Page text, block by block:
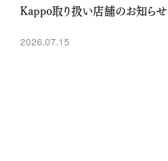
Kappo取り扱い店舗のお知らせ
2026.07.15